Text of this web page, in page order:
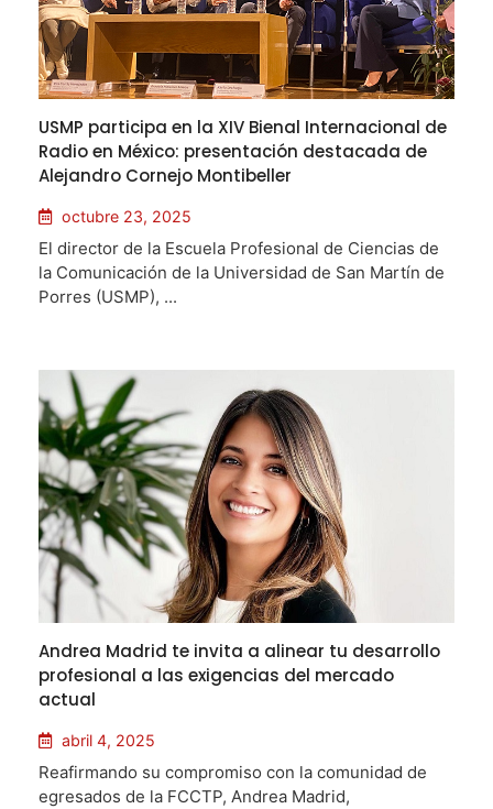
USMP participa en la XIV Bienal Internacional de
Radio en México: presentación destacada de
Alejandro Cornejo Montibeller
octubre 23, 2025
El director de la Escuela Profesional de Ciencias de
la Comunicación de la Universidad de San Martín de
Porres (USMP), ...
Andrea Madrid te invita a alinear tu desarrollo
profesional a las exigencias del mercado
actual
abril 4, 2025
Reafirmando su compromiso con la comunidad de
egresados de la FCCTP, Andrea Madrid,